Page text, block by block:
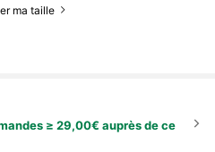
ma taille
≥ 29,00€ auprès de ce